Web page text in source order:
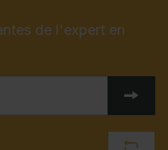
de l'expert en